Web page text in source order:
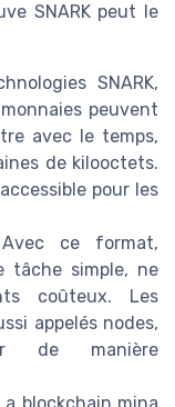
SNARK peut le
SNARK,
peuvent
avec le temps,
de kilooctets.
pour les
ce format,
tâche simple, ne
coûteux. Les
appelés nodes,
de manière